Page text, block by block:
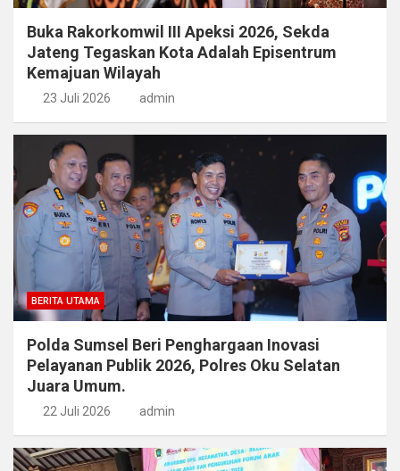
Buka Rakorkomwil III Apeksi 2026, Sekda
Jateng Tegaskan Kota Adalah Episentrum
Kemajuan Wilayah
23 Juli 2026 admin
BERITA UTAMA
Polda Sumsel Beri Penghargaan Inovasi
Pelayanan Publik 2026, Polres Oku Selatan
Juara Umum.
22 Juli 2026 admin